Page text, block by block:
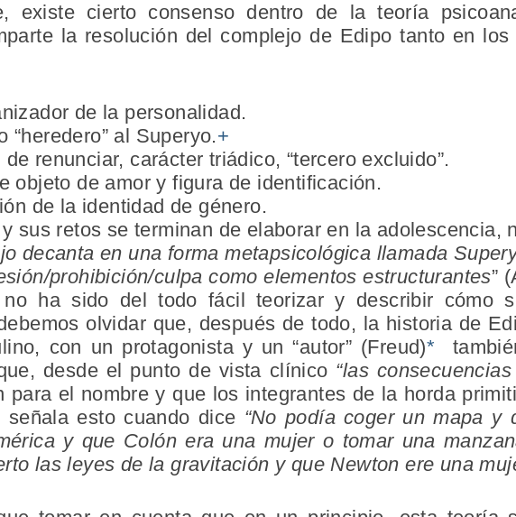
existe cierto consenso dentro de la teoría
la resolución del complejo de Edipo tanto en
de la personalidad.
“heredero” al Superyo.+
renunciar, carácter triádico, “tercero excluido”.
objeto de amor y figura de identificación.
de la identidad de género.
sus retos se terminan de elaborar en la adolescencia,
decanta en una forma metapsicológica llamada
prohibición/culpa como elementos estructurantes”
no ha sido del todo fácil teorizar y describir cómo
olvidar que, después de todo, la historia de
con un protagonista y un “autor” (Freud)*
desde el punto de vista clínico “las
para el nombre y que los integrantes de la horda
señala esto cuando dice “No podía coger un mapa y
y que Colón era una mujer o tomar una
las leyes de la gravitación y que Newton ere una